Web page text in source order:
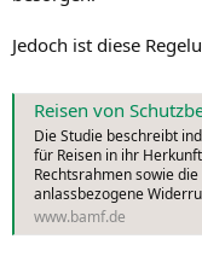
Jedoch ist diese
Reisen von
Die Studie beschreibt
für Reisen in ihr
Rechtsrahmen sowie
anlassbezogene
www.bamf.de